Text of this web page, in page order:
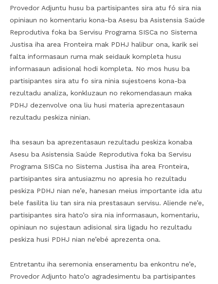
Provedor Adjuntu husu ba partisipantes sira atu fó sira nia
opiniaun no komentariu kona-ba Asesu ba Asistensia Saúde
Reprodutiva foka ba Servisu Programa SISCa no Sistema
Justisa iha area Fronteira mak PDHJ halibur ona, karik sei
falta informasaun ruma mak seidauk kompleta husu
informasaun adisional hodi kompleta. No mos husu ba
partisipantes sira atu fo sira ninia sujestoens kona-ba
rezultadu analiza, konkluzaun no rekomendasaun maka
PDHJ dezenvolve ona liu husi materia aprezentasaun
rezultadu peskiza ninian.
Iha sesaun ba aprezentasaun rezultadu peskiza konaba
Asesu ba Asistensia Saúde Reprodutiva foka ba Servisu
Programa SISCa no Sistema Justisa iha area Fronteira,
partisipantes sira antusiazmu no apresia ho rezultadu
peskiza PDHJ nian ne’e, hanesan meius importante ida atu
bele fasilita liu tan sira nia prestasaun servisu. Aliende ne’e,
partisipantes sira hato’o sira nia informasaun, komentariu,
opiniaun no sujestaun adisional sira ligadu ho rezultadu
peskiza husi PDHJ nian ne’ebé aprezenta ona.
Entretantu iha seremonia enseramentu ba enkontru ne’e,
Provedor Adjunto hato’o agradesimentu ba partisipantes